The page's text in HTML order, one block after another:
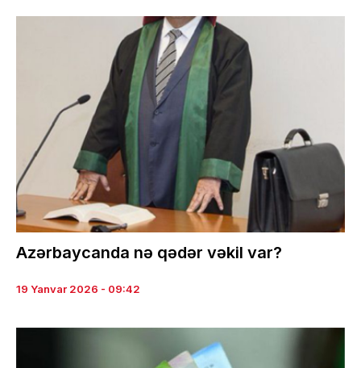
Azərbaycanda nə qədər vəkil var?
19 Yanvar 2026 - 09:42